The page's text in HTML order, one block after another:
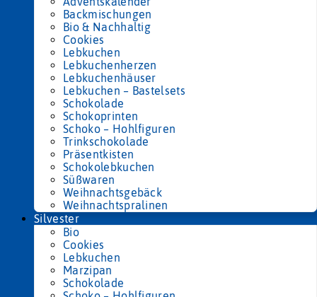
Backmischungen
Bio & Nachhaltig
Cookies
Lebkuchen
Lebkuchenherzen
Lebkuchenhäuser
Lebkuchen – Bastelsets
Schokolade
Schokoprinten
Schoko – Hohlfiguren
Trinkschokolade
Präsentkisten
Schokolebkuchen
Süßwaren
Weihnachtsgebäck
Weihnachtspralinen
Silvester
Bio
Cookies
Lebkuchen
Marzipan
Schokolade